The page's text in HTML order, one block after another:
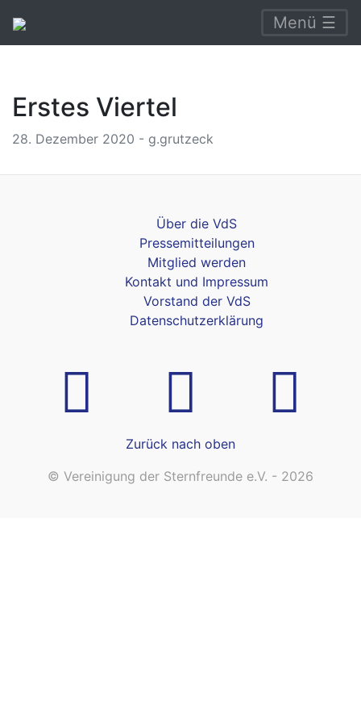
Menü ☰
Erstes Viertel
28. Dezember 2020 - g.grutzeck
Über die VdS
Pressemitteilungen
Mitglied werden
Kontakt und Impressum
Vorstand der VdS
Datenschutzerklärung
Zurück nach oben
© Vereinigung der Sternfreunde e.V. - 2026